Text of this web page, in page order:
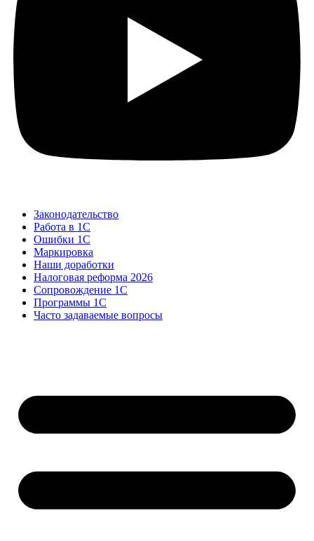
Законодательство
Работа в 1С
Ошибки 1С
Маркировка
Наши доработки
Налоговая реформа 2026
Сопровождение 1С
Программы 1С
Часто задаваемые вопросы